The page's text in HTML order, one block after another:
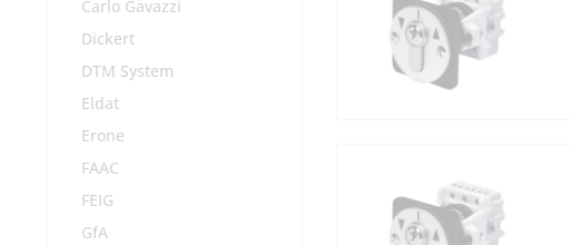
Carlo Gavazzi
Dickert
DTM System
Eldat
Erone
FAAC
FEIG
GfA